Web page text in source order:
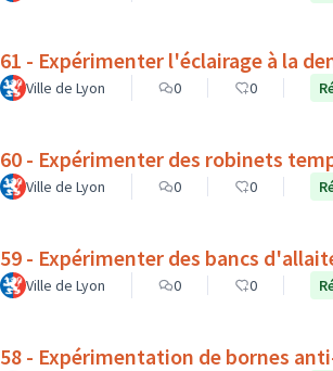
61 - Expérimenter l'éclairage à la
Ville de Lyon 0 0
60 - Expérimenter des robinets
Ville de Lyon 0 0
59 - Expérimenter des bancs
Ville de Lyon 0 0
58 - Expérimentation de bornes